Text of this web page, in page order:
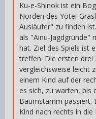
Ku-e-Shinok ist ein
Norden des Yōtei-
Ausläufer" zu finden
als "Ainu-Jagdgründe"
hat. Ziel des Spiels ist
treffen. Die ersten drei
vergleichsweise leicht
einem Kind auf der
es sich, zu warten, bis
Baumstamm passiert.
Kind nach rechts in